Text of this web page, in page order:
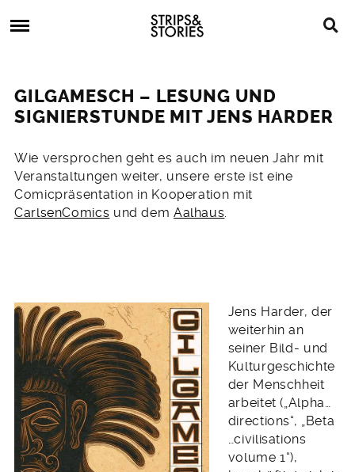
to
Strips
&
Stories
Comics,
Bücher
GILGAMESCH – LESUNG UND
SIGNIERSTUNDE MIT JENS HARDER
21.
Dezember
2017
Wie versprochen geht es auch im neuen Jahr mit
Veranstaltungen weiter, unsere erste ist eine
Comicpräsentation in Kooperation mit
CarlsenComics und dem Aalhaus.
Jens Harder, der
weiterhin an
seiner Bild- und
Kulturgeschichte
der Menschheit
arbeitet („Alpha…
directions“, „Beta
…civilisations
volume 1“),